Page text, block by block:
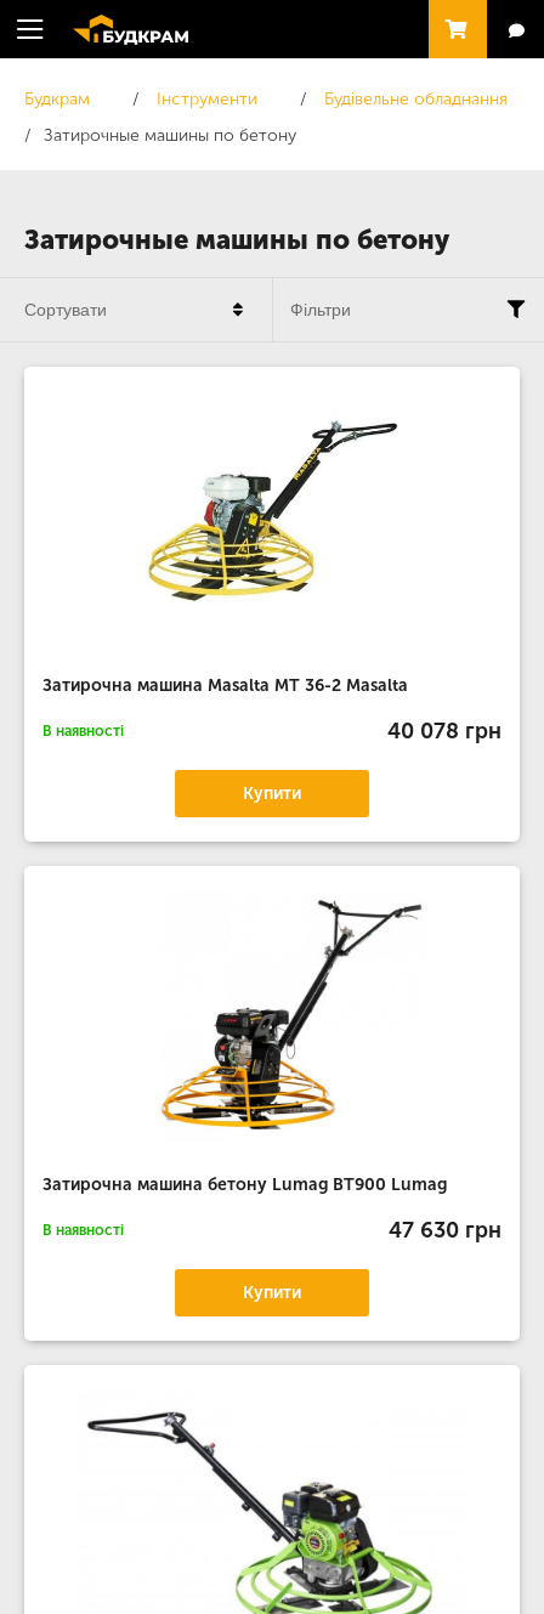
Затирочные машины по бетону
Будкрам Інструменти
Будівельне обладнання
Затирочные машины по бетону
Затирочна машина Masalta MT 36-2 Masalta
В наявності 40 078 грн
Купити
Затирочна машина бетону Lumag BT900 Lumag
В наявності 47 630 грн
Купити
Сортувати Фільтри